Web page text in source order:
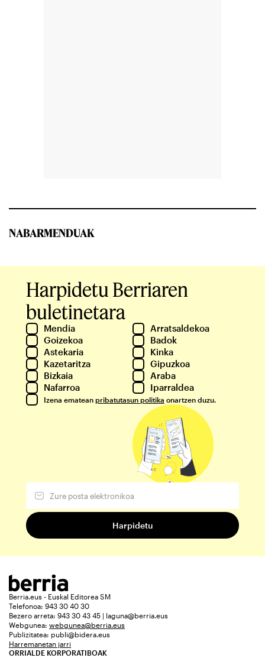
NABARMENDUAK
Harpidetu Berriaren
buletinetara
Mendia
Arratsaldekoa
Goizekoa
Badok
Astekaria
Kinka
Kazetaritza
Gipuzkoa
Bizkaia
Araba
Nafarroa
Iparraldea
Izena ematean pribatutasun politika onartzen duzu.
Berria.eus - Euskal Editorea SM
Telefonoa: 943 30 40 30
Bezero arreta: 943 30 43 45 | laguna@berria.eus
Webgunea: webgunea@berria.eus
Publizitatea: publi@bidera.eus
Harremanetan jarri
ORRIALDE KORPORATIBOAK